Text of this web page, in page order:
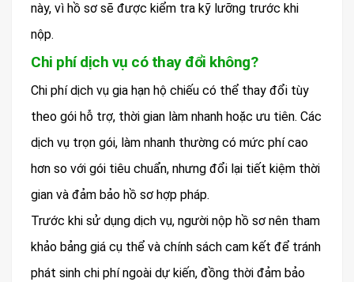
này, vì hồ sơ sẽ được kiểm tra kỹ lưỡng trước khi
nộp.
Chi phí dịch vụ có thay đổi không?
Chi phí dịch vụ gia hạn hộ chiếu có thể thay đổi tùy
theo gói hỗ trợ, thời gian làm nhanh hoặc ưu tiên. Các
dịch vụ trọn gói, làm nhanh thường có mức phí cao
hơn so với gói tiêu chuẩn, nhưng đổi lại tiết kiệm thời
gian và đảm bảo hồ sơ hợp pháp.
Trước khi sử dụng dịch vụ, người nộp hồ sơ nên tham
khảo bảng giá cụ thể và chính sách cam kết để tránh
phát sinh chi phí ngoài dự kiến, đồng thời đảm bảo